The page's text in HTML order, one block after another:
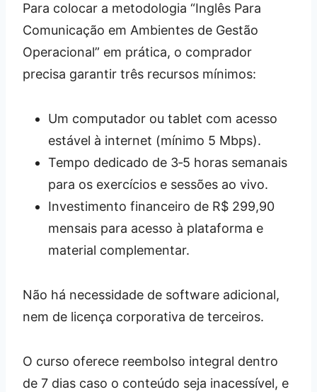
Para colocar a metodologia “Inglês Para
Comunicação em Ambientes de Gestão
Operacional” em prática, o comprador
precisa garantir três recursos mínimos:
Um computador ou tablet com acesso
estável à internet (mínimo 5 Mbps).
Tempo dedicado de 3‑5 horas semanais
para os exercícios e sessões ao vivo.
Investimento financeiro de R$ 299,90
mensais para acesso à plataforma e
material complementar.
Não há necessidade de software adicional,
nem de licença corporativa de terceiros.
O curso oferece reembolso integral dentro
de 7 dias caso o conteúdo seja inacessível, e